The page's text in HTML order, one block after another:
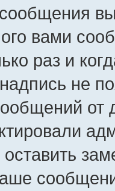
вами
раз и
не
от